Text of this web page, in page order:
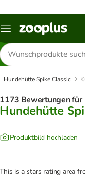
Menü
Produkte
suchen
Hundehütte Spike Classic
1173 Bewertungen für
Hundehütte
Produktbild hochladen
This is a stars rating area